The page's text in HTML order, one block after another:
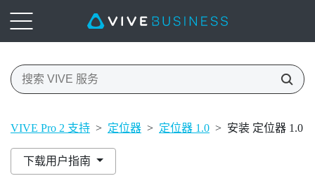
VIVE Pro 2 支持 > 定位器 > 定位器 1.0 > 安装 定位器 1.0
下载用户指南